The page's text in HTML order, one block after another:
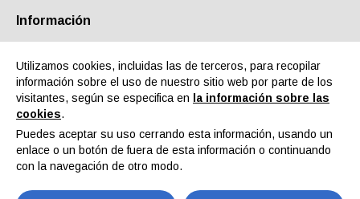
Quiénes somos Socios Contactos Área reservada
Información
Utilizamos cookies, incluidas las de terceros, para recopilar
información sobre el uso de nuestro sitio web por parte de los
visitantes, según se especifica en
la información sobre las
cookies.
Puedes aceptar su uso cerrando esta información, usando un
enlace o un botón de fuera de esta información o continuando
con la navegación de otro modo.